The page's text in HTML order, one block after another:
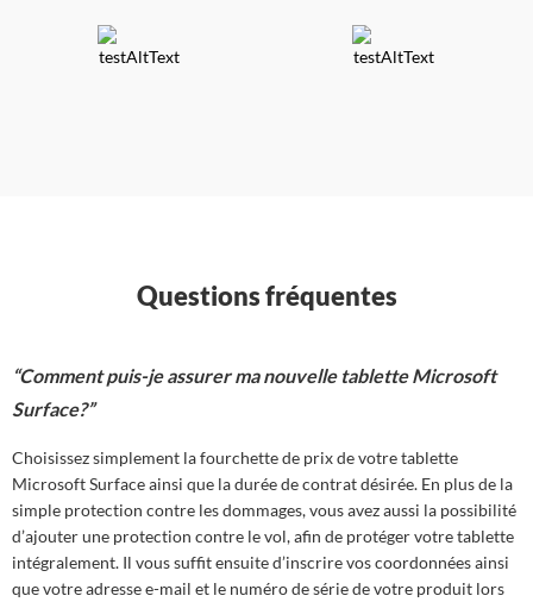
Questions fréquentes
“Comment puis-je assurer ma nouvelle tablette Microsoft
Surface?”
Choisissez simplement la fourchette de prix de votre tablette
Microsoft Surface ainsi que la durée de contrat désirée. En plus de la
simple protection contre les dommages, vous avez aussi la possibilité
d’ajouter une protection contre le vol, afin de protéger votre tablette
intégralement. Il vous suffit ensuite d’inscrire vos coordonnées ainsi
que votre adresse e-mail et le numéro de série de votre produit lors